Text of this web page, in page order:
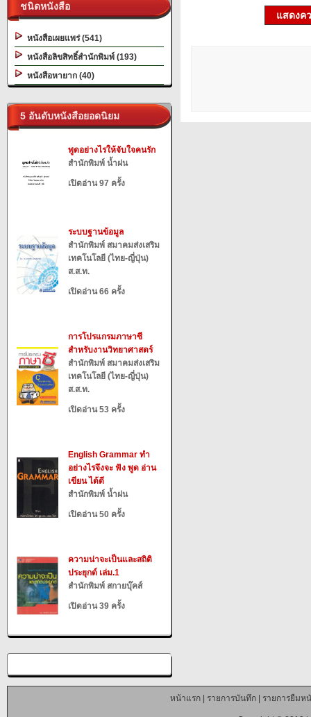
ชนิดหนังสือ
หนังสือเผยแพร่ (541)
หนังสือลิขสิทธิ์สำนักพิมพ์ (193)
หนังสือหายาก (40)
5 อันดับหนังสือยอดนิยม
พูดอย่างไรให้จับใจคนรัก
สำนักพิมพ์ น้ำฝน
เปิดอ่าน 97 ครั้ง
ระบบฐานข้อมูล
สำนักพิมพ์ สมาคมส่งเสริม
เทคโนโลยี (ไทย-ญี่ปุ่น)
ส.ส.ท.
เปิดอ่าน 66 ครั้ง
การโปรแกรมภาษาซี
สำหรับงานวิทยาศาสตร์
สำนักพิมพ์ สมาคมส่งเสริม
เทคโนโลยี (ไทย-ญี่ปุ่น)
ส.ส.ท.
เปิดอ่าน 53 ครั้ง
English Grammar ทำ
อย่างไรจึงจะ ฟัง พูด อ่าน
เขียน ได้ดี
สำนักพิมพ์ น้ำฝน
เปิดอ่าน 50 ครั้ง
ความน่าจะเป็นและสถิติ
ประยุกต์ เล่ม.1
สำนักพิมพ์ สกายบุ๊คส์
เปิดอ่าน 39 ครั้ง
แสดงค
หน้าแรก| รายการบันทึก| รายการยืมห